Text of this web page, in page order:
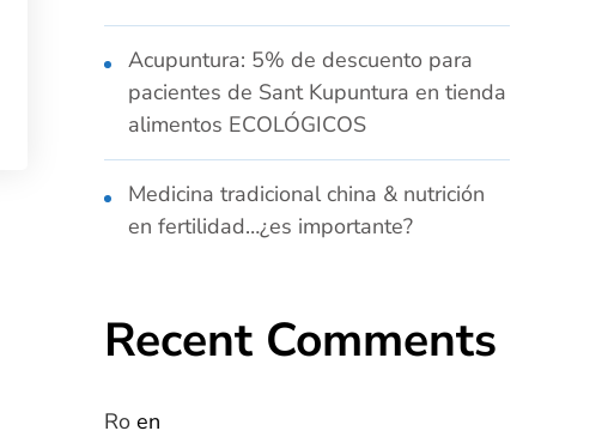
Acupuntura: 5% de descuento para
pacientes de Sant Kupuntura en tienda
alimentos ECOLÓGICOS
Medicina tradicional china & nutrición
en fertilidad…¿es importante?
Recent Comments
Roen